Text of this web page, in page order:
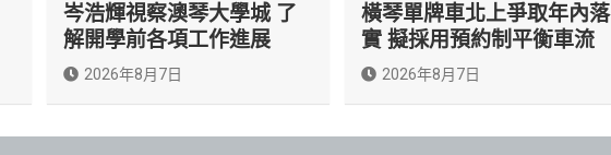
岑浩輝視察澳琴大學城 了
解開學前各項工作進展
2026年8月7日
橫琴單牌車北上爭取年內落
實 擬採用預約制平衡車流
2026年8月7日